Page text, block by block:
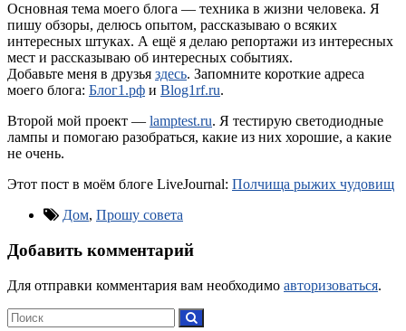
Основная тема моего блога — техника в жизни человека. Я
пишу обзоры, делюсь опытом, рассказываю о всяких
интересных штуках. А ещё я делаю репортажи из интересных
мест и рассказываю об интересных событиях.
Добавьте меня в друзья здесь. Запомните короткие адреса
моего блога: Блог1.рф и Blog1rf.ru.
Второй мой проект — lamptest.ru. Я тестирую светодиодные
лампы и помогаю разобраться, какие из них хорошие, а какие
не очень.
Этот пост в моём блоге LiveJournal: Полчища рыжих чудовищ
Дом, Прошу совета
Добавить комментарий
Для отправки комментария вам необходимо авторизоваться.